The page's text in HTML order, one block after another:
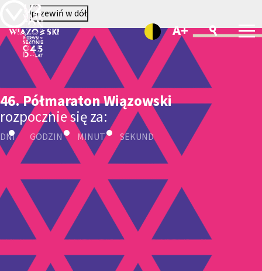
A+
przewiń w dół
46. Półmaraton Wiązowski
rozpocznie się za:
DNI GODZIN MINUT SEKUND